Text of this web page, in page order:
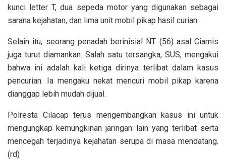
kunci letter T, dua sepeda motor yang digunakan sebagai
sarana kejahatan, dan lima unit mobil pikap hasil curian.
Selain itu, seorang penadah berinisial NT (56) asal Ciamis
juga turut diamankan. Salah satu tersangka, SUS, mengakui
bahwa ini adalah kali ketiga dirinya terlibat dalam kasus
pencurian. Ia mengaku nekat mencuri mobil pikap karena
dianggap lebih mudah dijual.
Polresta Cilacap terus mengembangkan kasus ini untuk
mengungkap kemungkinan jaringan lain yang terlibat serta
mencegah terjadinya kejahatan serupa di masa mendatang.
(rd)